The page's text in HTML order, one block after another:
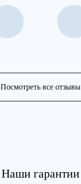
Посмотреть все отзывы
Наши гарантии